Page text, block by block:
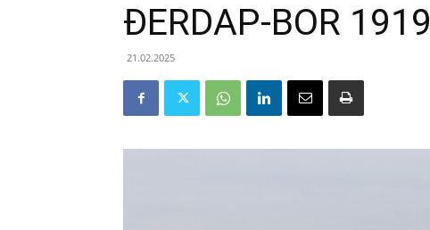
ĐERDAP-BOR 1919
21.02.2025